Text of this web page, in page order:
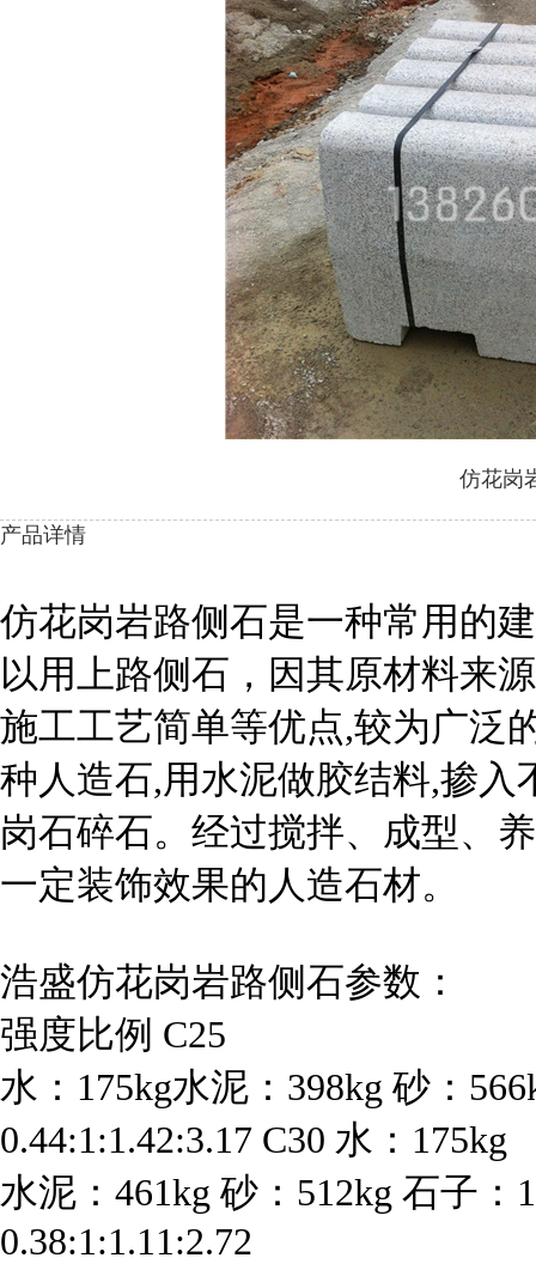
仿花岗
产品详情
仿花岗岩路侧石是一种常用的
以用上路侧石，因其原材料来
施工工艺简单等优点,较为广泛
种人造石,用水泥做胶结料,掺
岗石碎石。经过搅拌、成型、
一定装饰效果的人造石材。
浩盛仿花岗岩路侧石参数：
强度比例 C25
水：175kg水泥：398kg 砂：
0.44:1:1.42:3.17 C30 水：175kg
水泥：461kg 砂：512kg 石子：
0.38:1:1.11:2.72